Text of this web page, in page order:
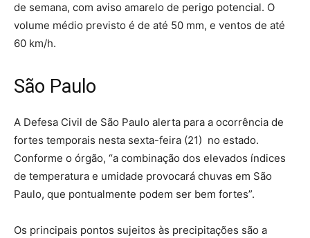
de semana, com aviso amarelo de perigo potencial. O
volume médio previsto é de até 50 mm, e ventos de até
60 km/h.
São Paulo
A Defesa Civil de São Paulo alerta para a ocorrência de
fortes temporais nesta sexta-feira (21) no estado.
Conforme o órgão, “a combinação dos elevados índices
de temperatura e umidade provocará chuvas em São
Paulo, que pontualmente podem ser bem fortes”.
Os principais pontos sujeitos às precipitações são a